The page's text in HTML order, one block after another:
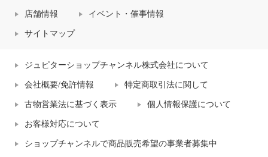
店舗情報 イベント・催事情報
サイトマップ
ジュピターショップチャンネル株式会社について
会社概要/免許情報 特定商取引法に関して
古物営業法に基づく表示 個人情報保護について
お客様対応について
ショップチャンネルで商品販売希望の事業者募集中